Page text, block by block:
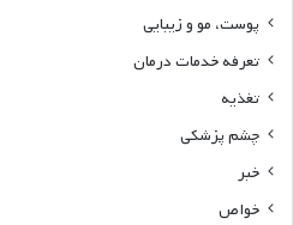
پوست، مو و زیبایی
تعرفه خدمات درمان
تغذیه
چشم پزشکی
خبر
خواص